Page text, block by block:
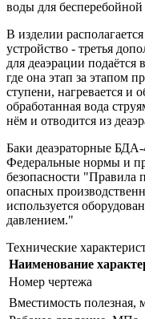
воды для бесперебойной
В изделии
устройство - третья
для деаэрации подаётся
где она этап за этапом
ступени, нагревается и
обработанная вода
нём и отводится из
Баки деаэраторные
Федеральные нормы и
безопасности "Правила
опасных
используется
давлением."
Технические
Наименование
Номер чертежа
Вместимость полезная,